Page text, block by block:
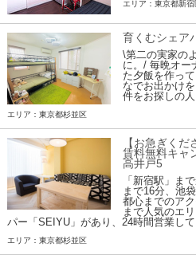
エリア：東京都新宿
育くむシェア
\第二の実家の
に。/ 毎晩オー
た夕飯を作っ
なでお出かけ
件をお探しの
エリア：東京都杉並区
【お急ぎく
賃料無料キャ
高井戸5
「新宿駅」ま
まで16分、池
都心までのア
まで人気のエ
パー「SEIYU」があり、24時間営業して
エリア：東京都杉並区